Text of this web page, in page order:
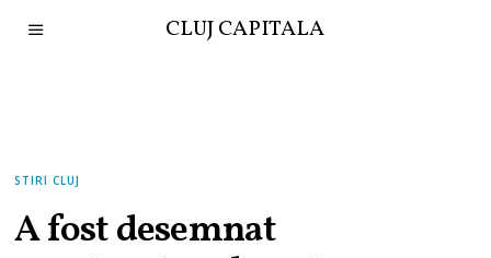
CLUJ CAPITALA
STIRI CLUJ
A fost desemnat